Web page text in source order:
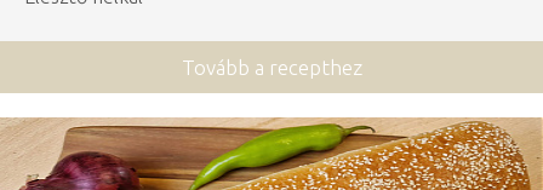
Tovább a recepthez